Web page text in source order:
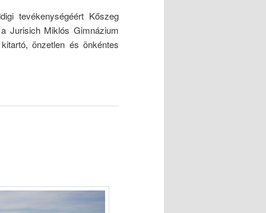
tevékenységéért Kőszeg
Jurisich Miklós Gimnázium
önzetlen és önkéntes